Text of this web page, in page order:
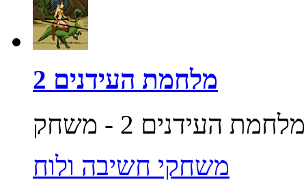
מלחמת העידנים 2
משחקי חשיבה ולוח